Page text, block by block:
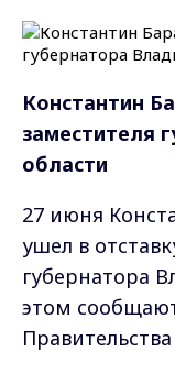
Константин
заместителя
области
27 июня
ушел в
губернатора
этом